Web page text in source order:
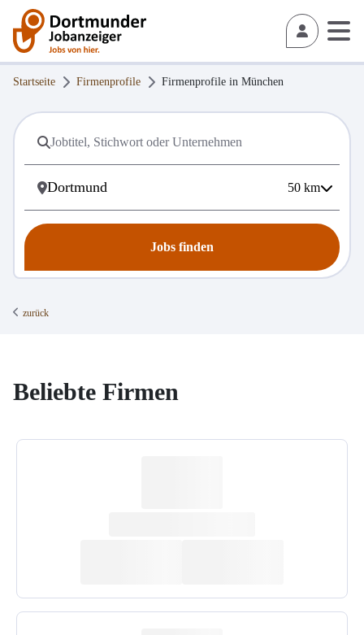
Startseite Firmenprofile Firmenprofile in München
50 km
Jobs finden
zurück
Beliebte Firmen